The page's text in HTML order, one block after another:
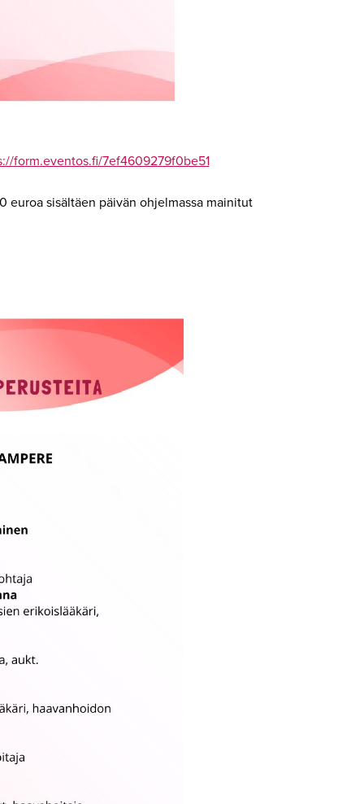
form.eventos.fi/7ef4609279f0be51
sisältäen päivän ohjelmassa mainitut